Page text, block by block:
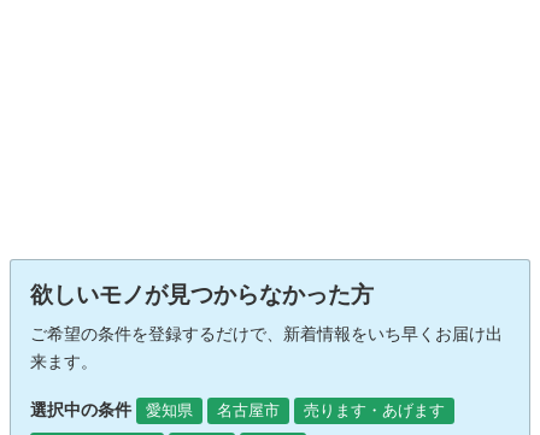
欲しいモノが見つからなかった方
ご希望の条件を登録するだけで、新着情報をいち早くお届け出
来ます。
選択中の条件 愛知県 名古屋市
売ります・あげます